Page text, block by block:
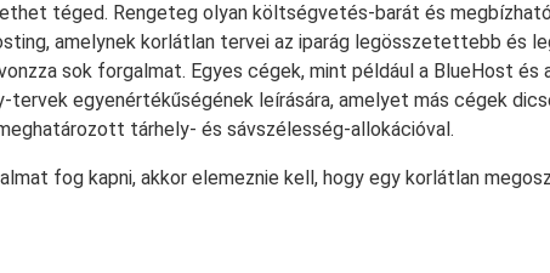
téged. Rengeteg olyan költségvetés-barát és
amelynek korlátlan tervei az iparág legösszetettebb és
sok forgalmat. Egyes cégek, mint például a BlueHost
egyenértékűségének leírására, amelyet más cégek
tárhely- és sávszélesség-allokációval.
fog kapni, akkor elemeznie kell, hogy egy korlátlan